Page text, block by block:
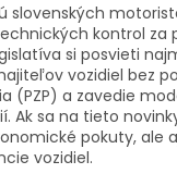
slovenských
kontrol za
si posvieti
vozidiel bez
(PZP) a zavedie
Ak sa na tieto
pokuty, ale
vozidiel.